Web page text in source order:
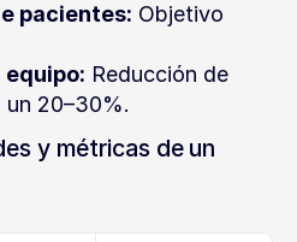
pacientes: Objetivo
Reducción de
un 20–30%.
y métricas de un